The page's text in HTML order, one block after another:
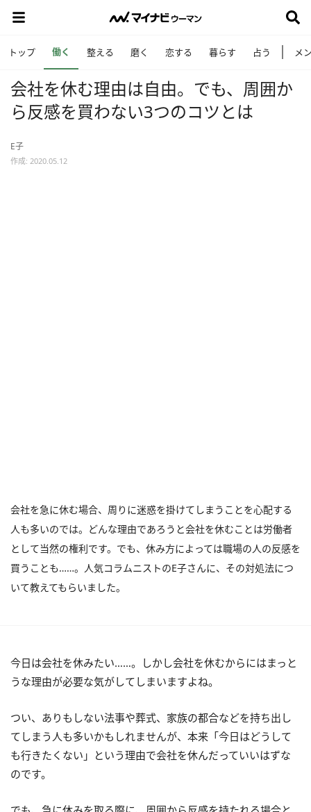
トップ 働く 整える 磨く 恋する 暮らす 占う メ
会社を休む理由は自由。でも、周囲か
ら反感を買わない3つのコツとは
E子
作成: 2020.05.12
会社を急に休む場合、周りに迷惑を掛けてしまうことを心配する
人も多いのでは。どんな理由であろうと会社を休むことは労働者
として当然の権利です。でも、休み方によっては職場の人の反感を
買うことも……。人気コラムニストのE子さんに、その対処法につ
いて教えてもらいました。
今日は会社を休みたい……。しかし会社を休むからにはまっと
うな理由が必要な気がしてしまいますよね。
つい、ありもしない法事や葬式、家族の都合などを持ち出し
てしまう人も多いかもしれませんが、本来「今日はどうして
も行きたくない」という理由で会社を休んだっていいはずな
のです。